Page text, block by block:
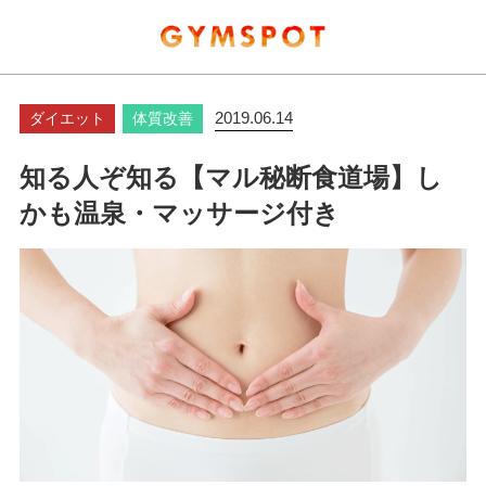
ダイエット 体質改善 2019.06.14
知る人ぞ知る【マル秘断食道場】し
かも温泉・マッサージ付き